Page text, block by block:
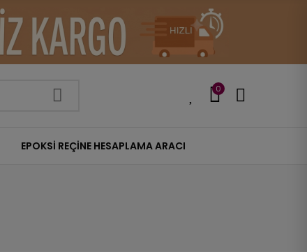
0
EPOKSI REÇINE HESAPLAMA ARACI